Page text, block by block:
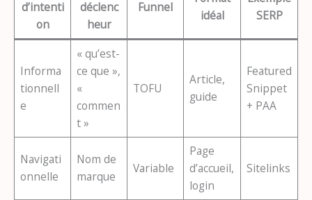
d’intenti
on
déclenc
heur
Funnel
idéal
SERP
Informa
tionnell
e
« qu’est-
ce que »,
«
commen
t »
TOFU
Article,
guide
Featured
Snippet
+ PAA
Navigati
onnelle
Nom de
marque
Variable
Page
d’accueil,
login
Sitelinks